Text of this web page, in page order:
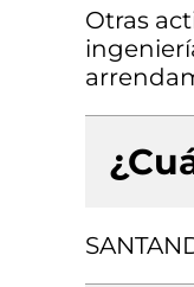
Otras